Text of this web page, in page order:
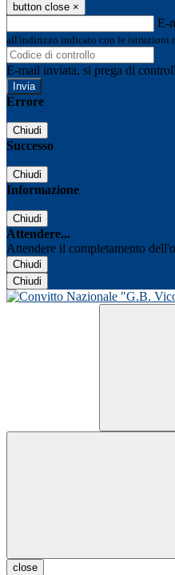
button close ×
E-
all'indirizzo indicato con le istruzioni
E-mail inviata, si prega di
Errore
Chiudi
Successo
Chiudi
Informazione
Chiudi
Attendere...
Attendere il completamento
Chiudi
Chiudi
close